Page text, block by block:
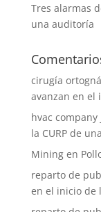
Tres alarmas
una auditoría
cirugía
avanzan en el
hvac company
la CURP de
Miningen
reparto de
en el inicio de